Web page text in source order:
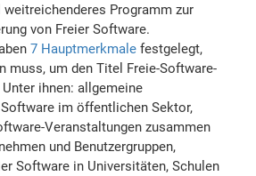
weitreichenderes Programm zur
von Freier Software.
7 Hauptmerkmale festgelegt,
muss, um den Titel Freie-Software-
ihnen: allgemeine
im öffentlichen Sektor,
Veranstaltungen zusammen
und Benutzergruppen,
Software in Universitäten, Schulen